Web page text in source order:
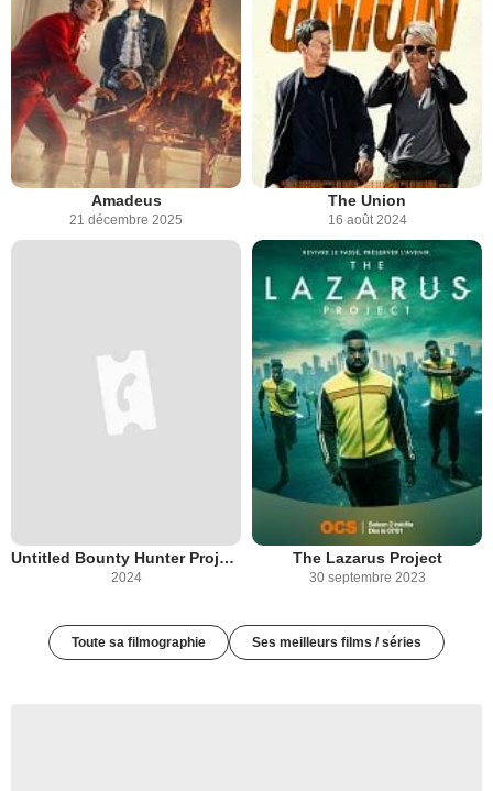
Amadeus
21 décembre 2025
The Union
16 août 2024
Untitled Bounty Hunter Project from Michael Bay
2024
The Lazarus Project
30 septembre 2023
Toute sa filmographie Ses meilleurs films / séries